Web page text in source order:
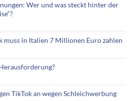
Wer und was steckt hinter der
muss in Italien 7 Millionen Euro zahlen
TikTok an wegen Schleichwerbung